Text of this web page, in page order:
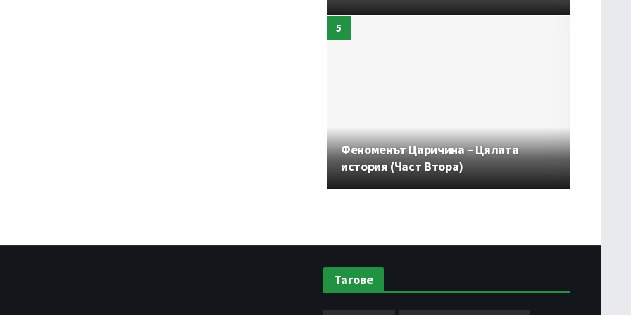
Феноменът Царичина – Цялата
история (Част Втора)
Тагове